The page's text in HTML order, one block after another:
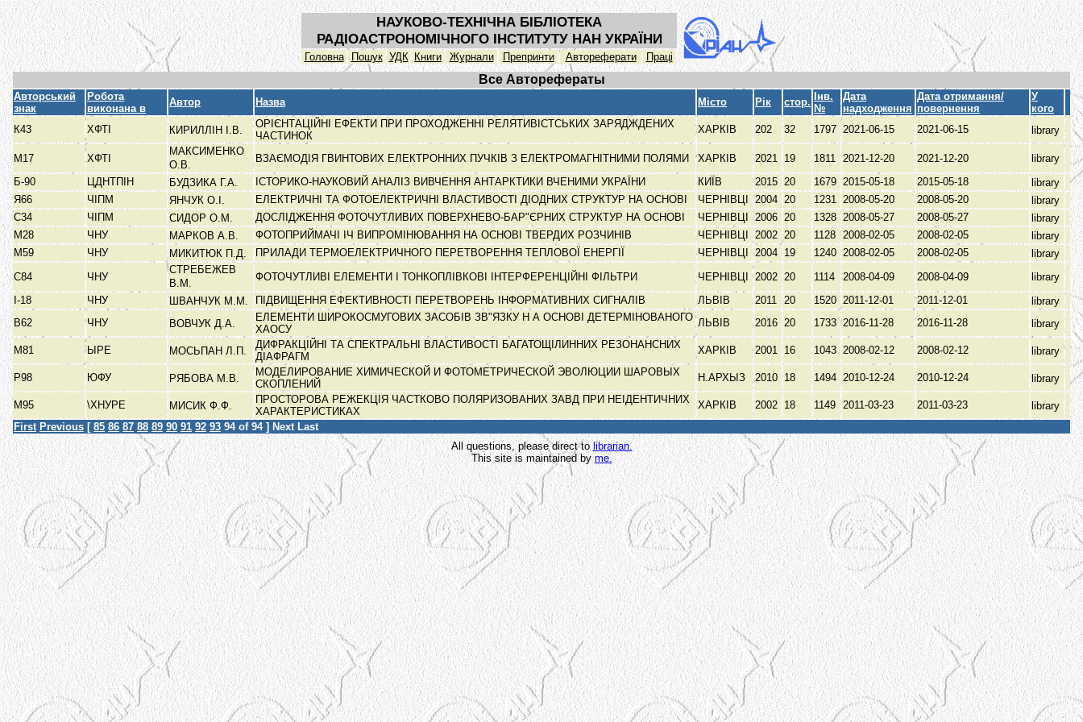
НАУКОВО-ТЕХНІЧНА БІБЛІОТЕКА
РАДІОАСТРОНОМІЧНОГО ІНСТИТУТУ НАН УКРАЇНИ
Головна Пошук УДК Книги Журнали Препринти Автореферати Праці
Все Авторефераты
Авторський
знак
Робота
виконана в
Автор Назва Місто Рік стор.
Інв.
№
Дата
надходження
Дата отримання/
повернення
У
кого
К43
ХФТІ КИРИЛЛІН І.В.
ОРІЄНТАЦІЙНІ ЕФЕКТИ ПРИ ПРОХОДЖЕННІ РЕЛЯТИВІСТСЬКИХ ЗАРЯДЖДЕНИХ
ЧАСТИНОК
ХАРКІВ 202 32 1797 2021-06-15 2021-06-15 library
М17 ХФТІ
МАКСИМЕНКО
О.В.
ВЗАЄМОДІЯ ГВИНТОВИХ ЕЛЕКТРОННИХ ПУЧКІВ З ЕЛЕКТРОМАГНІТНИМИ ПОЛЯМИ ХАРКІВ 2021 19 1811 2021-12-20 2021-12-20
library
Б-90
ЦДНТПІН БУДЗИКА Г.А. ІСТОРИКО-НАУКОВИЙ АНАЛІЗ ВИВЧЕННЯ АНТАРКТИКИ ВЧЕНИМИ УКРАЇНИ КИЇВ 2015 20 1679 2015-05-18 2015-05-18
library
Я66
ЧІПМ ЯНЧУК О.І. ЕЛЕКТРИЧНІ ТА ФОТОЕЛЕКТРИЧНІ ВЛАСТИВОСТІ ДІОДНИХ СТРУКТУР НА ОСНОВІ ЧЕРНІВЦІ 2004 20 1231 2008-05-20 2008-05-20
library
С34
ЧІПМ СИДОР О.М. ДОСЛІДЖЕННЯ ФОТОЧУТЛИВИХ ПОВЕРХНЕВО-БАР"ЄРНИХ СТРУКТУР НА ОСНОВІ ЧЕРНІВЦІ 2006 20 1328 2008-05-27 2008-05-27
library
М28
ЧНУ МАРКОВ А.В. ФОТОПРИЙМАЧІ ІЧ ВИПРОМІНЮВАННЯ НА ОСНОВІ ТВЕРДИХ РОЗЧИНІВ ЧЕРНІВЦІ 2002 20 1128 2008-02-05 2008-02-05
library
М59
ЧНУ МИКИТЮК П.Д. ПРИЛАДИ ТЕРМОЕЛЕКТРИЧНОГО ПЕРЕТВОРЕННЯ ТЕПЛОВОЇ ЕНЕРГІЇ ЧЕРНІВЦІ 2004 19 1240 2008-02-05 2008-02-05
library
С84
ЧНУ
СТРЕБЕЖЕВ
В.М.
ФОТОЧУТЛИВІ ЕЛЕМЕНТИ І ТОНКОПЛІВКОВІ ІНТЕРФЕРЕНЦІЙНІ ФІЛЬТРИ ЧЕРНІВЦІ 2002 20 1114 2008-04-09 2008-04-09
library
I-18
ЧНУ ШВАНЧУК М.М. ПІДВИЩЕННЯ ЕФЕКТИВНОСТІ ПЕРЕТВОРЕНЬ ІНФОРМАТИВНИХ СИГНАЛІВ ЛЬВІВ 2011 20 1520 2011-12-01 2011-12-01
library
В62
ЧНУ ВОВЧУК Д.А.
ЕЛЕМЕНТИ ШИРОКОСМУГОВИХ ЗАСОБІВ ЗВ"ЯЗКУ Н А ОСНОВІ ДЕТЕРМІНОВАНОГО
ХАОСУ
ЛЬВІВ 2016 20 1733 2016-11-28 2016-11-28 library
М81 ЫРЕ МОСЬПАН Л.П.
ДИФРАКЦІЙНІ ТА СПЕКТРАЛЬНІ ВЛАСТИВОСТІ БАГАТОЩІЛИННИХ РЕЗОНАНСНИХ
ДІАФРАГМ
ХАРКІВ 2001 16 1043 2008-02-12 2008-02-12 library
Р98 ЮФУ РЯБОВА М.В.
МОДЕЛИРОВАНИЕ ХИМИЧЕСКОЙ И ФОТОМЕТРИЧЕСКОЙ ЭВОЛЮЦИИ ШАРОВЫХ
СКОПЛЕНИЙ
Н.АРХЫЗ 2010 18 1494 2010-12-24 2010-12-24 library
М95 \ХНУРЕ МИСИК Ф.Ф.
ПРОСТОРОВА РЕЖЕКЦІЯ ЧАСТКОВО ПОЛЯРИЗОВАНИХ ЗАВД ПРИ НЕІДЕНТИЧНИХ
ХАРАКТЕРИСТИКАХ
ХАРКІВ 2002 18 1149 2011-03-23 2011-03-23
library
First Previous [ 85 86 87 88 89 90 91 92 93 94of 94 ] Next Last
All questions, please direct tolibrarian.
This site is maintained by me.